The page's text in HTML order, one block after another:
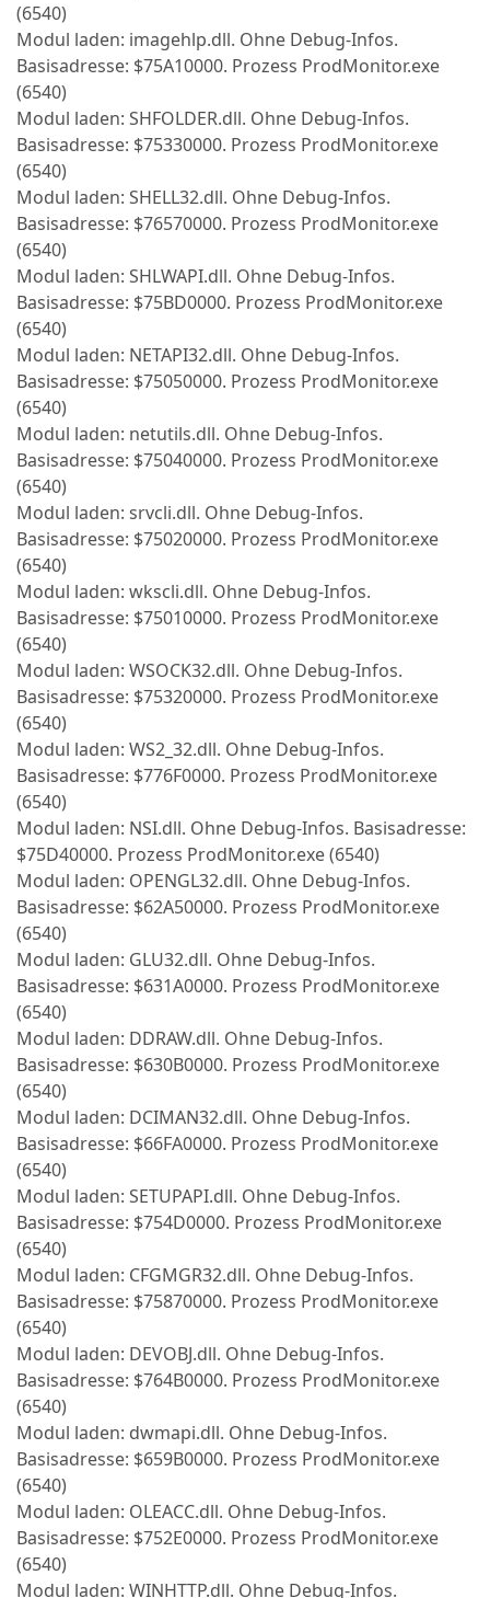
(6540)
Modul laden: imagehlp.dll. Ohne Debug-Infos.
Basisadresse: $75A10000. Prozess ProdMonitor.exe
(6540)
Modul laden: SHFOLDER.dll. Ohne Debug-Infos.
Basisadresse: $75330000. Prozess ProdMonitor.exe
(6540)
Modul laden: SHELL32.dll. Ohne Debug-Infos.
Basisadresse: $76570000. Prozess ProdMonitor.exe
(6540)
Modul laden: SHLWAPI.dll. Ohne Debug-Infos.
Basisadresse: $75BD0000. Prozess ProdMonitor.exe
(6540)
Modul laden: NETAPI32.dll. Ohne Debug-Infos.
Basisadresse: $75050000. Prozess ProdMonitor.exe
(6540)
Modul laden: netutils.dll. Ohne Debug-Infos.
Basisadresse: $75040000. Prozess ProdMonitor.exe
(6540)
Modul laden: srvcli.dll. Ohne Debug-Infos.
Basisadresse: $75020000. Prozess ProdMonitor.exe
(6540)
Modul laden: wkscli.dll. Ohne Debug-Infos.
Basisadresse: $75010000. Prozess ProdMonitor.exe
(6540)
Modul laden: WSOCK32.dll. Ohne Debug-Infos.
Basisadresse: $75320000. Prozess ProdMonitor.exe
(6540)
Modul laden: WS2_32.dll. Ohne Debug-Infos.
Basisadresse: $776F0000. Prozess ProdMonitor.exe
(6540)
Modul laden: NSI.dll. Ohne Debug-Infos. Basisadresse:
$75D40000. Prozess ProdMonitor.exe (6540)
Modul laden: OPENGL32.dll. Ohne Debug-Infos.
Basisadresse: $62A50000. Prozess ProdMonitor.exe
(6540)
Modul laden: GLU32.dll. Ohne Debug-Infos.
Basisadresse: $631A0000. Prozess ProdMonitor.exe
(6540)
Modul laden: DDRAW.dll. Ohne Debug-Infos.
Basisadresse: $630B0000. Prozess ProdMonitor.exe
(6540)
Modul laden: DCIMAN32.dll. Ohne Debug-Infos.
Basisadresse: $66FA0000. Prozess ProdMonitor.exe
(6540)
Modul laden: SETUPAPI.dll. Ohne Debug-Infos.
Basisadresse: $754D0000. Prozess ProdMonitor.exe
(6540)
Modul laden: CFGMGR32.dll. Ohne Debug-Infos.
Basisadresse: $75870000. Prozess ProdMonitor.exe
(6540)
Modul laden: DEVOBJ.dll. Ohne Debug-Infos.
Basisadresse: $764B0000. Prozess ProdMonitor.exe
(6540)
Modul laden: dwmapi.dll. Ohne Debug-Infos.
Basisadresse: $659B0000. Prozess ProdMonitor.exe
(6540)
Modul laden: OLEACC.dll. Ohne Debug-Infos.
Basisadresse: $752E0000. Prozess ProdMonitor.exe
(6540)
Modul laden: WINHTTP.dll. Ohne Debug-Infos.